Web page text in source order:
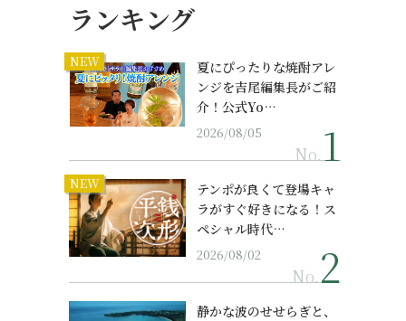
ランキング
NEW
夏にぴったりな焼酎アレ
ンジを吉尾編集長がご紹
介！公式Yo…
2026/08/05
No.
NEW
テンポが良くて登場キャ
ラがすぐ好きになる！ス
ペシャル時代…
2026/08/02
No.
静かな波のせせらぎと、